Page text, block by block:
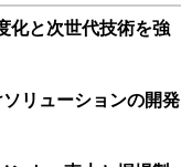
化と次世代技術を強
リューションの開発